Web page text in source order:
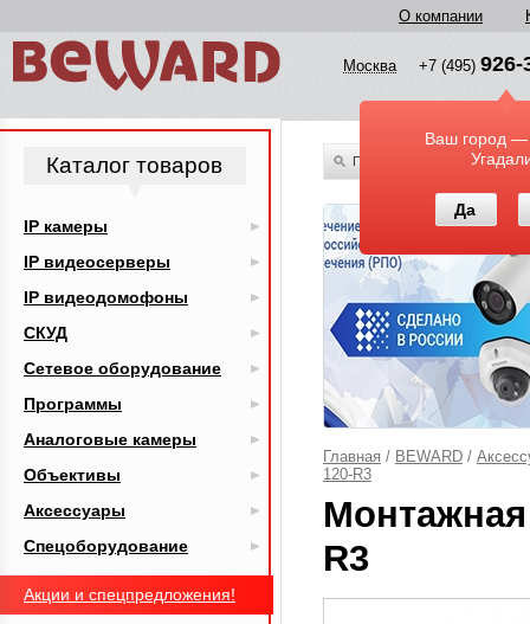
О компании
Москва +7 (495) 926-
Ваш город —
Да
По всему каталогу
Главная / BEWARD /
120-R3
Монтажная
R3
Каталог товаров
IP камеры
IP видеосерверы
IP видеодомофоны
СКУД
Сетевое оборудование
Программы
Аналоговые камеры
Объективы
Аксессуары
Спецоборудование
Акции и спецпредложения!